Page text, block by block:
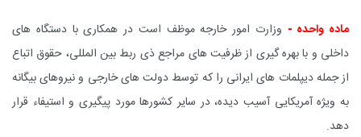
ماده واحده - وزارت امور خارجه موظف است در همکاری با دستگاه های
داخلی و با بهره گیری از ظرفیت های مراجع ذی ربط بین المللی، حقوق اتباع
از جمله دیپلمات های ایرانی را که توسط دولت های خارجی و نیروهای بیگانه
به ویژه آمریکایی آسیب دیده، در سایر کشورها مورد پیگیری و استیفاء قرار
دهد.